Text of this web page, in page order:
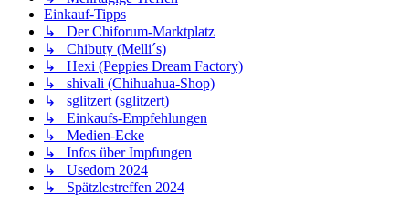
Einkauf-Tipps
↳ Der Chiforum-Marktplatz
↳ Chibuty (Melli´s)
↳ Hexi (Peppies Dream Factory)
↳ shivali (Chihuahua-Shop)
↳ sglitzert (sglitzert)
↳ Einkaufs-Empfehlungen
↳ Medien-Ecke
↳ Infos über Impfungen
↳ Usedom 2024
↳ Spätzlestreffen 2024